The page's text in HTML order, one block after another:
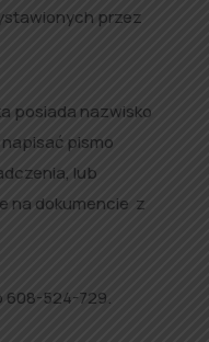
przez
posiada nazwisko
pismo
lub
na dokumencie z
608-524-729.